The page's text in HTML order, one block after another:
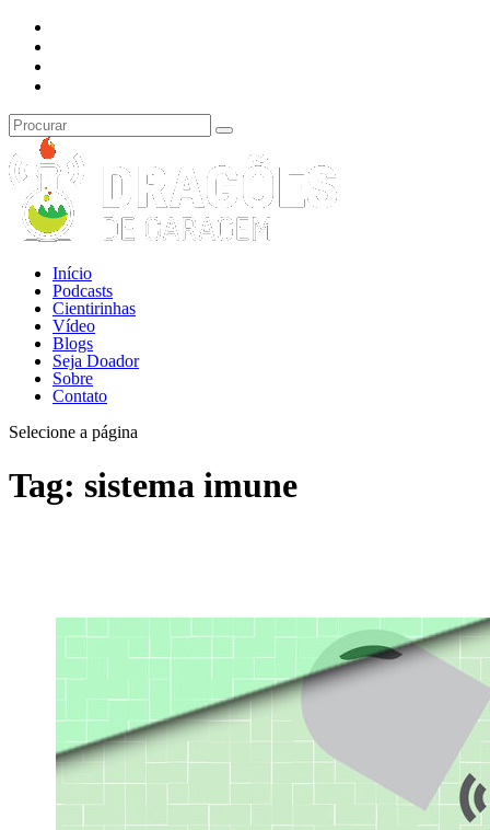
Início
Podcasts
Cientirinhas
Vídeo
Blogs
Seja Doador
Sobre
Contato
Selecione a página
Tag: sistema imune